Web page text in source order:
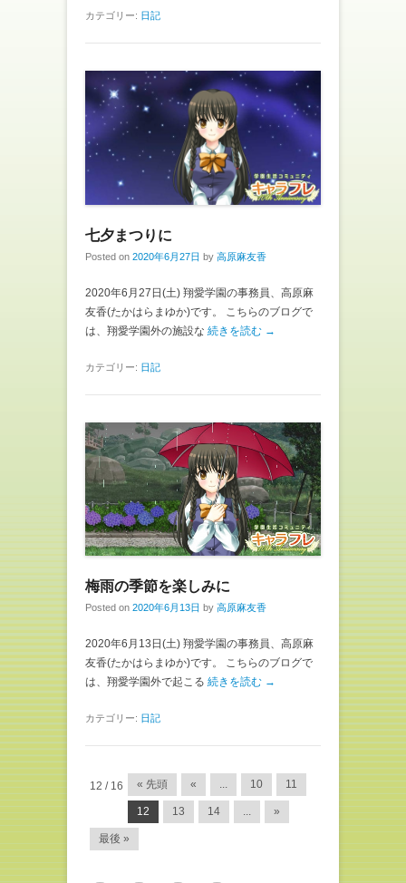
カテゴリー: 日記
七夕まつりに
Posted on 2020年6月27日 by 高原麻友香
2020年6月27日(土) 翔愛学園の事務員、高原麻
友香(たかはらまゆか)です。 こちらのブログで
は、翔愛学園外の施設な 続きを読む →
カテゴリー: 日記
梅雨の季節を楽しみに
Posted on 2020年6月13日 by 高原麻友香
2020年6月13日(土) 翔愛学園の事務員、高原麻
友香(たかはらまゆか)です。 こちらのブログで
は、翔愛学園外で起こる 続きを読む →
カテゴリー: 日記
投稿ナビゲーション
12 / 16 « 先頭 « ... 10 11
12 13 14 ... »
最後 »